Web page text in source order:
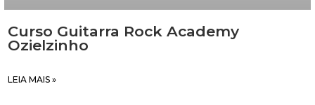
Curso Guitarra Rock Academy
Ozielzinho
LEIA MAIS »